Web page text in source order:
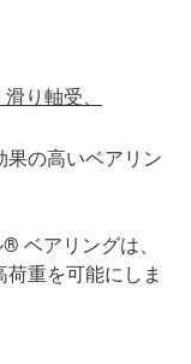
り軸受、
果の高いベアリン
ベアリングは、
重を可能にしま